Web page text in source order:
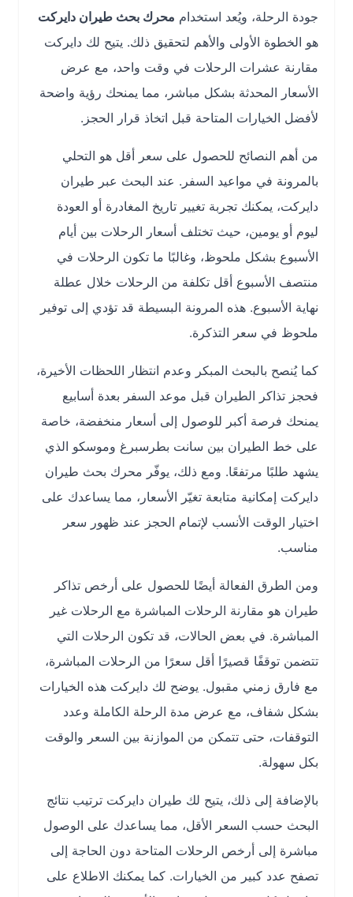
جودة الرحلة، ويُعد استخداممحرك بحث طيران دايركت
هو الخطوة الأولى والأهم لتحقيق ذلك. يتيح لك دايركت
مقارنة عشرات الرحلات في وقت واحد، مع عرض
الأسعار المحدثة بشكل مباشر، مما يمنحك رؤية واضحة
لأفضل الخيارات المتاحة قبل اتخاذ قرار الحجز.
من أهم النصائح للحصول على سعر أقل هو التحلي
بالمرونة في مواعيد السفر. عند البحث عبر طيران
دايركت، يمكنك تجربة تغيير تاريخ المغادرة أو العودة
ليوم أو يومين، حيث تختلف أسعار الرحلات بين أيام
الأسبوع بشكل ملحوظ، وغالبًا ما تكون الرحلات في
منتصف الأسبوع أقل تكلفة من الرحلات خلال عطلة
نهاية الأسبوع. هذه المرونة البسيطة قد تؤدي إلى توفير
ملحوظ في سعر التذكرة.
كما يُنصح بالبحث المبكر وعدم انتظار اللحظات الأخيرة،
فحجز تذاكر الطيران قبل موعد السفر بعدة أسابيع
يمنحك فرصة أكبر للوصول إلى أسعار منخفضة، خاصة
على خط الطيران بين سانت بطرسبرغ وموسكو الذي
يشهد طلبًا مرتفعًا. ومع ذلك، يوفّر محرك بحث طيران
دايركت إمكانية متابعة تغيّر الأسعار، مما يساعدك على
اختيار الوقت الأنسب لإتمام الحجز عند ظهور سعر
مناسب.
ومن الطرق الفعالة أيضًا للحصول على أرخص تذاكر
طيران هو مقارنة الرحلات المباشرة مع الرحلات غير
المباشرة. في بعض الحالات، قد تكون الرحلات التي
تتضمن توقفًا قصيرًا أقل سعرًا من الرحلات المباشرة،
مع فارق زمني مقبول. يوضح لك دايركت هذه الخيارات
بشكل شفاف، مع عرض مدة الرحلة الكاملة وعدد
التوقفات، حتى تتمكن من الموازنة بين السعر والوقت
بكل سهولة.
بالإضافة إلى ذلك، يتيح لك طيران دايركت ترتيب نتائج
البحث حسب السعر الأقل، مما يساعدك على الوصول
مباشرة إلى أرخص الرحلات المتاحة دون الحاجة إلى
تصفح عدد كبير من الخيارات. كما يمكنك الاطلاع على